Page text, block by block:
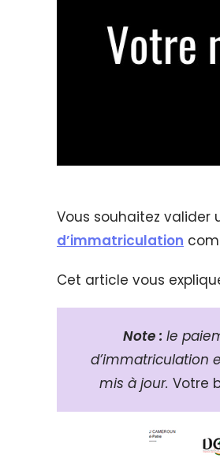
Vous souhaitez valider
d’immatriculation
Cet article vous
Note : le
d’immatriculation
mis à jour. Votre